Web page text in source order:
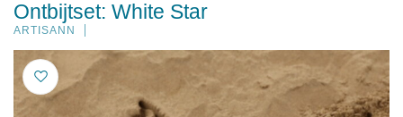
Ontbijtset: White Star
ARTISANN